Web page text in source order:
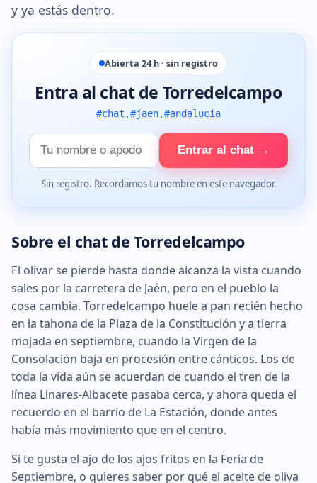
y ya estás dentro.
Abierta 24 h · sin registro
Entra al chat de Torredelcampo
#chat,#jaen,#andalucia
Tu
nombre
Entrar al chat →
Sin registro. Recordamos tu nombre en este navegador.
Sobre el chat de Torredelcampo
El olivar se pierde hasta donde alcanza la vista cuando
sales por la carretera de Jaén, pero en el pueblo la
cosa cambia. Torredelcampo huele a pan recién hecho
en la tahona de la Plaza de la Constitución y a tierra
mojada en septiembre, cuando la Virgen de la
Consolación baja en procesión entre cánticos. Los de
toda la vida aún se acuerdan de cuando el tren de la
línea Linares-Albacete pasaba cerca, y ahora queda el
recuerdo en el barrio de La Estación, donde antes
había más movimiento que en el centro.
Si te gusta el ajo de los ajos fritos en la Feria de
Septiembre, o quieres saber por qué el aceite de oliva